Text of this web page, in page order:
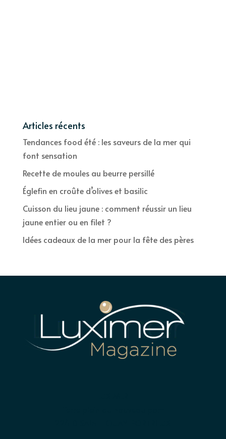
Articles récents
Tendances food été : les saveurs de la mer qui
font sensation
Recette de moules au beurre persillé
Églefin en croûte d’olives et basilic
Cuisson du lieu jaune : comment réussir un lieu
jaune entier ou en filet ?
Idées cadeaux de la mer pour la fête des pères